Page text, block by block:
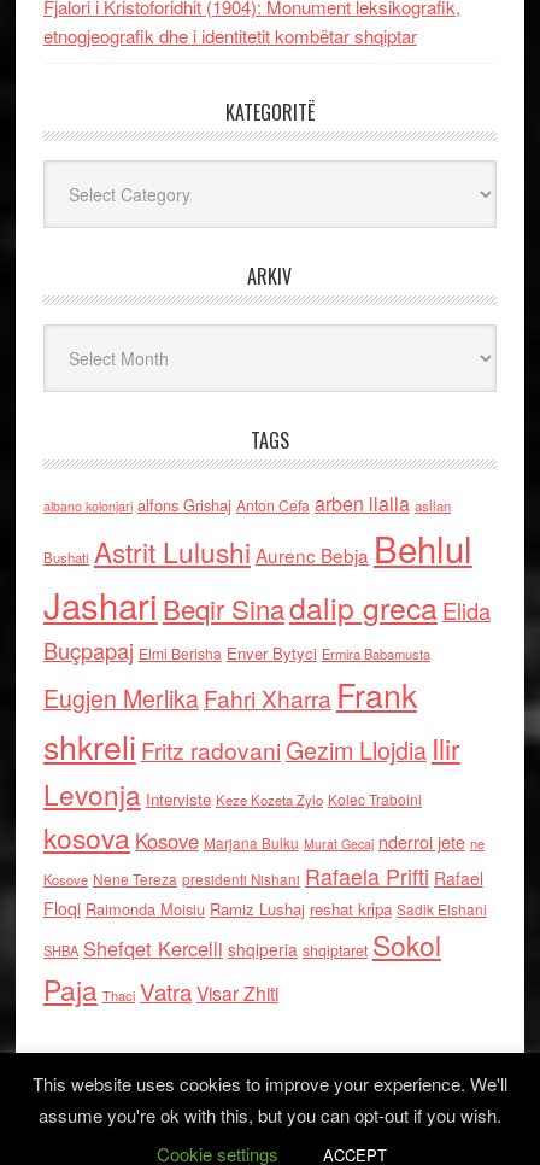
Fjalori i Kristoforidhit (1904): Monument leksikografik,
etnogjeografik dhe i identitetit kombëtar shqiptar
KATEGORITË
ARKIV
TAGS
albano kolonjari alfons Grishaj Anton Cefa arben llalla asllan
Bushati Astrit Lulushi Aurenc Bebja Behlul
Jashari Beqir Sinadalip grecaElida
Buçpapaj Elmi Berisha Enver Bytyci Ermira Babamusta
Eugjen MerlikaFahri Xharra Frank
shkreli Fritz radovaniGezim Llojdia Ilir
Levonja Interviste Keze Kozeta Zylo Kolec Traboini
kosova Kosove Marjana Bulku Murat Gecaj nderroi jete ne
Kosove Nene Tereza presidenti Nishani Rafaela Prifti Rafael
Floqi Raimonda Moisiu Ramiz Lushaj reshat kripa Sadik Elshani
SHBA Shefqet Kercelli shqiperia shqiptaret Sokol
Paja Thaci VatraVisar Zhiti
Log in
This website uses cookies to improve your experience. We'll
assume you're ok with this, but you can opt-out if you wish.
Cookie settings
ACCEPT